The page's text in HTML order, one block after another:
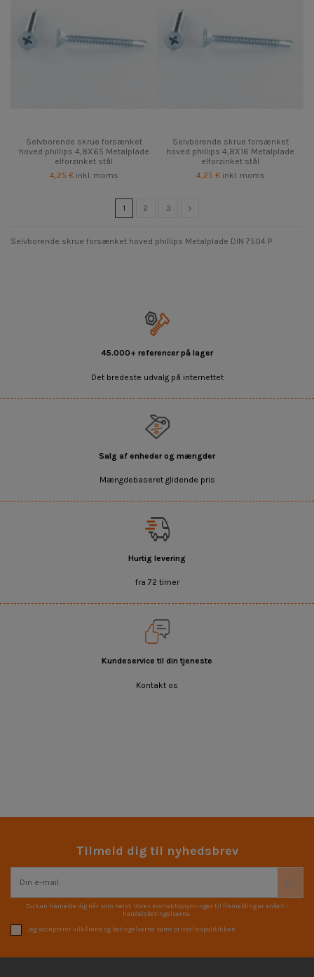
Selvborende skrue forsænket
hoved phillips 4,8X65 Metalplade
elforzinket stål
4,25 € inkl. moms
Selvborende skrue forsænket
hoved phillips 4,8X16 Metalplade
elforzinket stål
4,25 € inkl. moms
1 2 3
Selvborende skrue forsænket hoved phillips Metalplade DIN 7504 P
45.000+ referencer på lager
Det bredeste udvalg på internettet
Salg af enheder og mængder
Mængdebaseret glidende pris
Hurtig levering
fra 72 timer
Kundeservice til din tjeneste
Kontakt os
Tilmeld dig til nyhedsbrev
Du kan framelde dig når som helst. Vores kontaktoplysninger til framelding er anført i
handelsbetingelserne.
Jeg accepterer vilkårene og betingelserne samt privatlivspolitikken